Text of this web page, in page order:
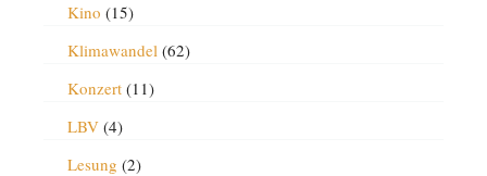
Kino (15)
Klimawandel(62)
Konzert(11)
LBV(4)
Lesung (2)